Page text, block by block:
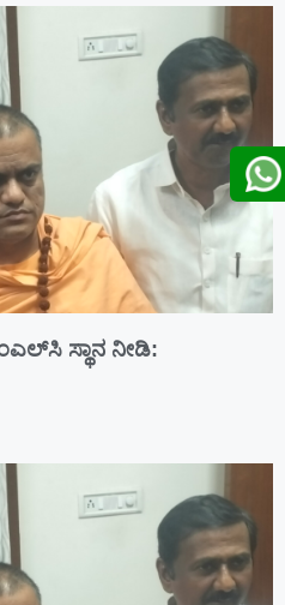
ಸ್ಥಾನ ನೀಡಿ: